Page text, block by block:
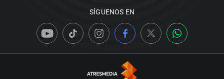
SÍGUENOS EN